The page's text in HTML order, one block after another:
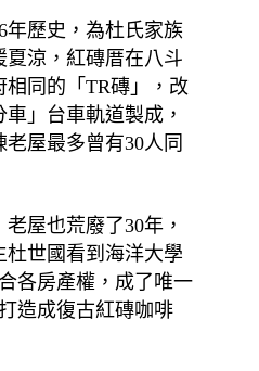
年歷史，為杜氏家族
涼，紅磚厝在八斗
同的「TR磚」，改
」台車軌道製成，
屋最多曾有30人同
屋也荒廢了30年，
世國看到海洋大學
各房產權，成了唯一
造成復古紅磚咖啡